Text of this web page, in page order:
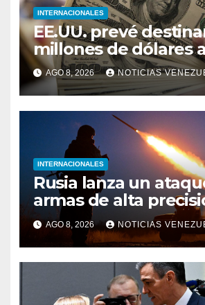
INTERNACIONALES
EE.UU. prevé
millones de dólares
Colombia para un
seguridad
AGO 8, 2026 NOTICIAS
INTERNACIONALES
Rusia lanza un
armas de alta
contra la industria
Kiev
AGO 8, 2026 NOTICIAS